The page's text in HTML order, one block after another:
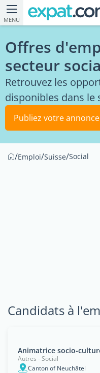
MENU
Offres
secteur
Retrouvez les
disponibles dans le
Publiez votre annonce
/Emploi/Suisse/Social
Candidats à
Animatrice socio-
Autres - Social
Canton of Neuchâtel